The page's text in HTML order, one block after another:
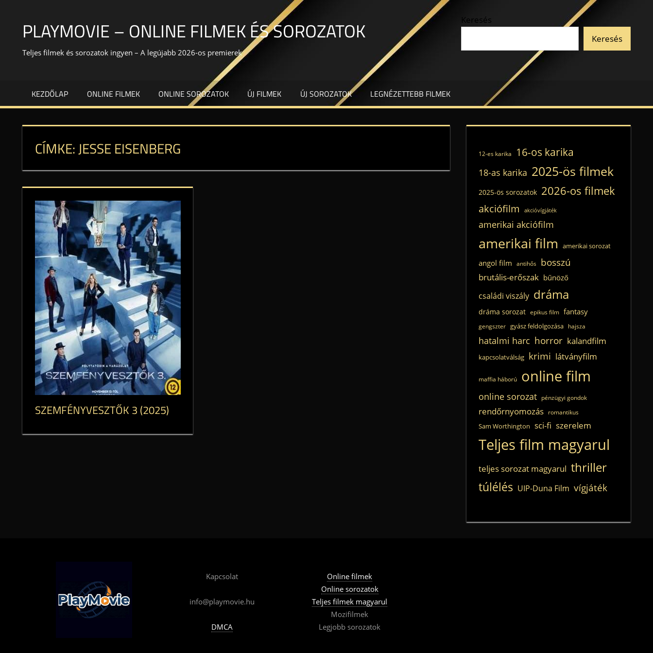
contentPLAYMOVIE – ONLINE FILMEK ÉS SOROZATOK
Teljes filmek és sorozatok ingyen – A legújabb 2026-os premierek
Keresés
Keresés
KEZDŐLAP ONLINE FILMEK ONLINE SOROZATOK ÚJ FILMEK ÚJ SOROZATOK LEGNÉZETTEBB FILMEK
CÍMKE:JESSE EISENBERG
SZEMFÉNYVESZTŐK 3 (2025)
12-es karika 16-os karika
18-as karika 2025-ös filmek
2025-ös sorozatok 2026-os filmek
akciófilm akcióvígjáték
amerikai akciófilm
amerikai film amerikai sorozat
angol film antihős bosszú
brutális-erőszak bűnöző
családi viszály dráma
dráma sorozat epikus film fantasy
gengszter gyász feldolgozása hajsza
hatalmi harc horror kalandfilm
kapcsolatválság krimi látványfilm
maffia háború online film
online sorozat pénzügyi gondok
rendőrnyomozás romantikus
Sam Worthington sci-fi szerelem
Teljes film magyarul
teljes sorozat magyarul thriller
túlélés UIP-Duna Film vígjáték
Kapcsolat
info@playmovie.hu
DMCA
Online filmek
Online sorozatok
Teljes filmek magyarul
Mozifilmek
Legjobb sorozatok